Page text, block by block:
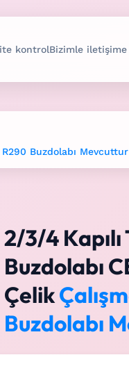
kontrolBizimle
R290 Buzdolabı Mevcuttur
2/3/4
Buzdolabı
Çelik
Buzdolabı